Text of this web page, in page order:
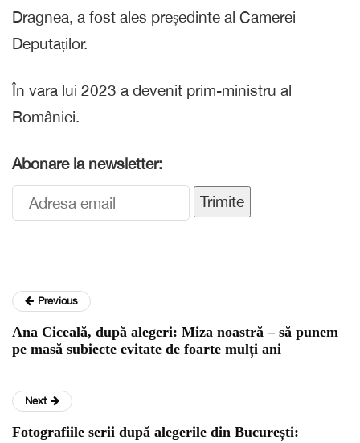
Dragnea, a fost ales președinte al Camerei
Deputaților.
În vara lui 2023 a devenit prim-ministru al
României.
Abonare la newsletter:
Trimite
Previous
Ana Ciceală, după alegeri: Miza noastră – să punem
pe masă subiecte evitate de foarte mulți ani
Next
Fotografiile serii după alegerile din București: